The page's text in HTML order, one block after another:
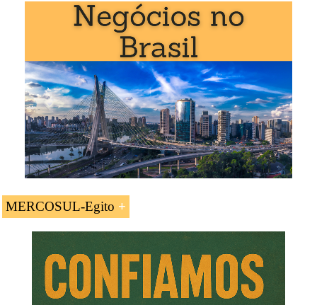
Acordo de Livre-Comércio MERCOSUL-
» é estudada nos seguintes programas ministrados
pela EENI Global Business School:
Mestrado: Negócios Internacionais .
MERCOSUL-Egito
Acordo de Livre-Comércio MERCOSUL-
Egito.